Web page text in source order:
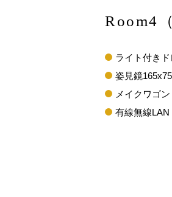
Room4
ライト付き
姿見鏡
メイクワゴン
有線無線LAN